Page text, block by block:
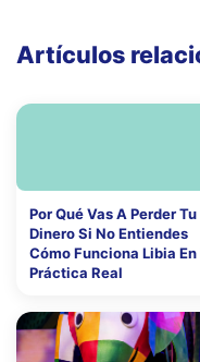
Artículos
Por Qué Vas A Perder Tu
Dinero Si No Entiendes
Cómo Funciona Libia En
Práctica Real